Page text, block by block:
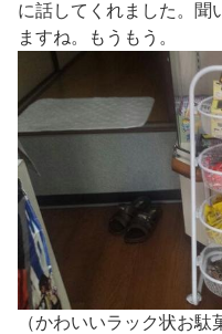
に話してくれました。聞
ますね。もうもう。
（かわいいラック状お駄